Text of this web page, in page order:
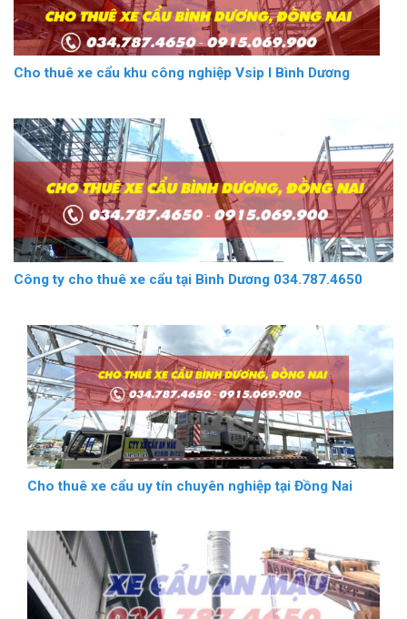
Cho thuê xe cẩu khu công nghiệp Vsip I Bình Dương
Công ty cho thuê xe cẩu tại Bình Dương 034.787.4650
Cho thuê xe cẩu uy tín chuyên nghiệp tại Đồng Nai